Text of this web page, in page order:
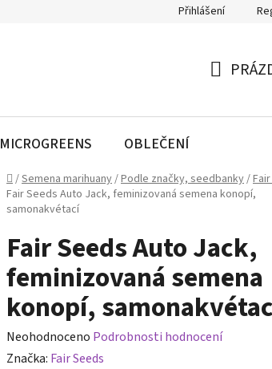
Přihlášení
MICROGREENS OBLEČENÍ
Domů
/Semena marihuany/Podle značky, seedbanky/
Fair Seeds Auto Jack, feminizovaná semena konopí,
samonakvétací
Fair Seeds Auto Jack,
feminizovaná semena
konopí,
Průměrné
hodnocení
Neohodnoceno Podrobnosti hodnocení
Značka: Fair Seeds